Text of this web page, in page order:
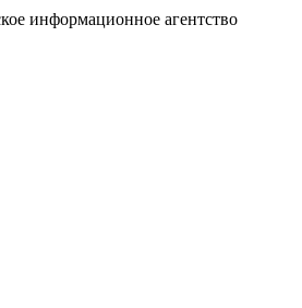
информационное агентство